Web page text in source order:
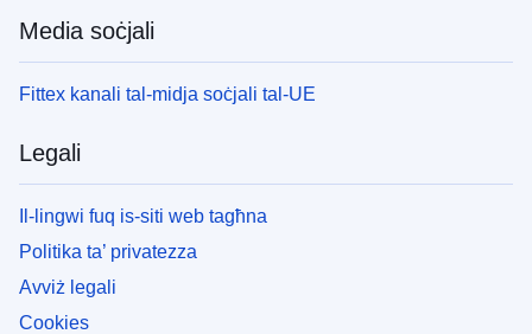
Media soċjali
Fittex kanali tal-midja soċjali tal-UE
Legali
Il-lingwi fuq is-siti web tagħna
Politika ta’ privatezza
Avviż legali
Cookies